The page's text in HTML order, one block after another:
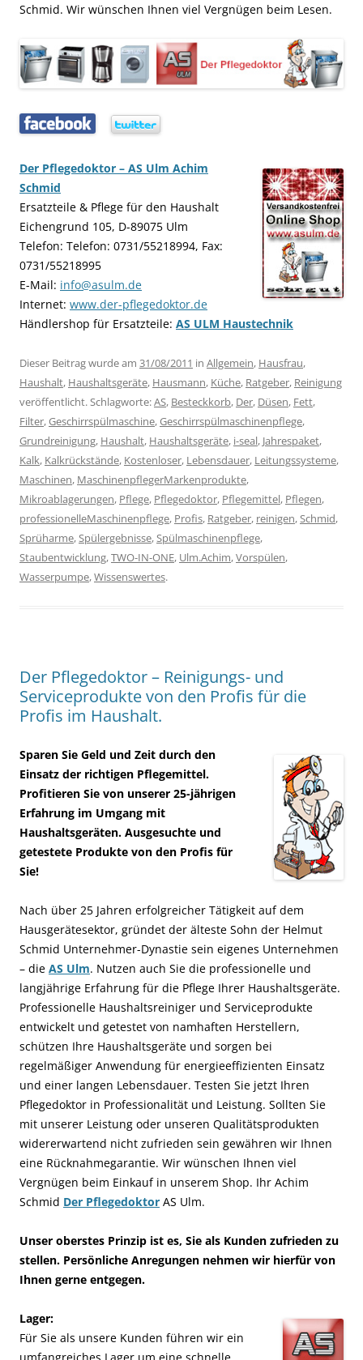
Schmid. Wir wünschen Ihnen viel Vergnügen beim Lesen.
Der Pflegedoktor – AS Ulm Achim
Schmid
Ersatzteile & Pflege für den Haushalt
Eichengrund 105, D-89075 Ulm
Telefon: Telefon: 0731/55218994, Fax:
0731/55218995
E-Mail: info@asulm.de
Internet: www.der-pflegedoktor.de
Händlershop für Ersatzteile: AS ULM Haustechnik
Dieser Beitrag wurde am 31/08/2011 in Allgemein, Hausfrau,
Haushalt, Haushaltsgeräte, Hausmann, Küche, Ratgeber, Reinigung
veröffentlicht. Schlagworte:AS, Besteckkorb, Der, Düsen, Fett,
Filter,Geschirrspülmaschine,Geschirrspülmaschinenpflege,
Grundreinigung, Haushalt, Haushaltsgeräte, i-seal, Jahrespaket,
Kalk, Kalkrückstände, Kostenloser, Lebensdauer, Leitungssysteme,
Maschinen, MaschinenpflegerMarkenprodukte,
Mikroablagerungen, Pflege, Pflegedoktor, Pflegemittel, Pflegen,
professionelleMaschinenpflege, Profis, Ratgeber, reinigen,Schmid,
Sprüharme,Spülergebnisse,Spülmaschinenpflege,
Staubentwicklung,TWO-IN-ONE, Ulm.Achim,Vorspülen,
Wasserpumpe,Wissenswertes.
Der Pflegedoktor – Reinigungs- und
Serviceprodukte von den Profis für die
Profis im Haushalt.
Sparen Sie Geld und Zeit durch den
Einsatz der richtigen Pflegemittel.
Profitieren Sie von unserer 25-jährigen
Erfahrung im Umgang mit
Haushaltsgeräten. Ausgesuchte und
getestete Produkte von den Profis für
Sie!
Nach über 25 Jahren erfolgreicher Tätigkeit auf dem
Hausgerätesektor, gründet der älteste Sohn der Helmut
Schmid Unternehmer-Dynastie sein eigenes Unternehmen
– die AS Ulm. Nutzen auch Sie die professionelle und
langjährige Erfahrung für die Pflege Ihrer Haushaltsgeräte.
Professionelle Haushaltsreiniger und Serviceprodukte
entwickelt und getestet von namhaften Herstellern,
schützen Ihre Haushaltsgeräte und sorgen bei
regelmäßiger Anwendung für energieeffizienten Einsatz
und einer langen Lebensdauer. Testen Sie jetzt Ihren
Pflegedoktor in Professionalität und Leistung. Sollten Sie
mit unserer Leistung oder unseren Qualitätsprodukten
widererwartend nicht zufrieden sein gewähren wir Ihnen
eine Rücknahmegarantie. Wir wünschen Ihnen viel
Vergnügen beim Einkauf in unserem Shop. Ihr Achim
Schmid Der Pflegedoktor AS Ulm.
Unser oberstes Prinzip ist es, Sie als Kunden zufrieden zu
stellen. Persönliche Anregungen nehmen wir hierfür von
Ihnen gerne entgegen.
Lager:
Für Sie als unsere Kunden führen wir ein